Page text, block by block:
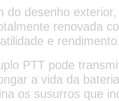
do desenho
renovada
e
PTT pode
a vida da
os susurros que